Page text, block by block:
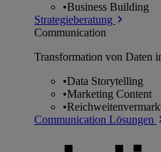
•Business Building
Strategieberatung
Communication
Transformation von Daten
•Data Storytelling
•Marketing Content
•
Communication Lösungen